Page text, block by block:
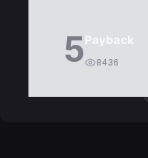
5Payback
8436